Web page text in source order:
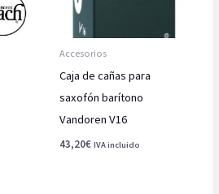
Accesorios
Caja de cañas para
saxofón barítono
Vandoren V16
43,20€ IVA incluido